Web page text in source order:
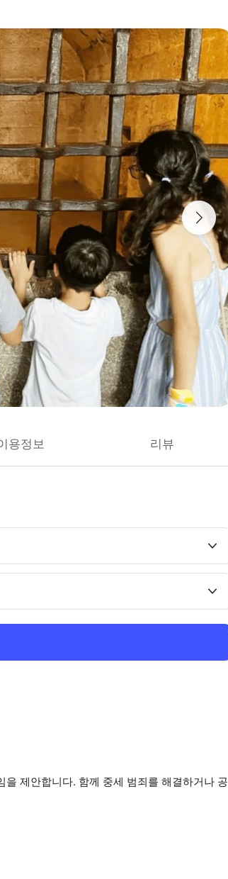
용정보 리뷰
제안합니다. 함께 중세 범죄를 해결하거나 공